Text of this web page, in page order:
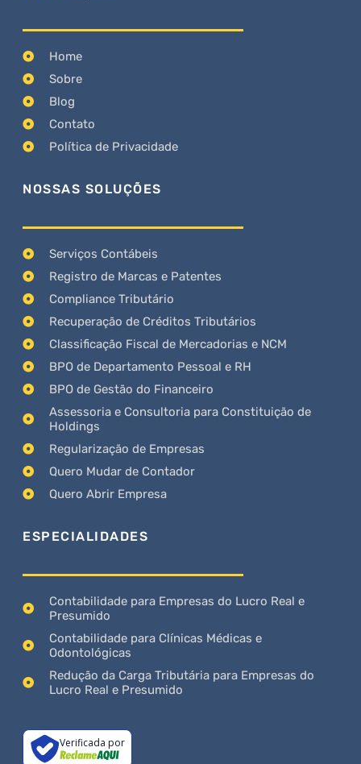
Home
Sobre
Blog
Contato
Política de Privacidade
NOSSAS SOLUÇÕES
Serviços Contábeis
Registro de Marcas e Patentes
Compliance Tributário
Recuperação de Créditos Tributários
Classificação Fiscal de Mercadorias e NCM
BPO de Departamento Pessoal e RH
BPO de Gestão do Financeiro
Assessoria e Consultoria para Constituição de
Holdings
Regularização de Empresas
Quero Mudar de Contador
Quero Abrir Empresa
ESPECIALIDADES
Contabilidade para Empresas do Lucro Real e
Presumido
Contabilidade para Clínicas Médicas e
Odontológicas
Redução da Carga Tributária para Empresas do
Lucro Real e Presumido
Verificada por